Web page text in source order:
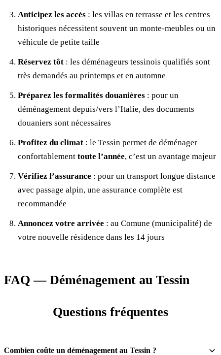
Anticipez les accès : les villas en terrasse et les centres
historiques nécessitent souvent un monte-meubles ou un
véhicule de petite taille
Réservez tôt : les déménageurs tessinois qualifiés sont
très demandés au printemps et en automne
Préparez les formalités douanières : pour un
déménagement depuis/vers l’Italie, des documents
douaniers sont nécessaires
Profitez du climat : le Tessin permet de déménager
confortablement toute l’année, c’est un avantage majeur
Vérifiez l’assurance : pour un transport longue distance
avec passage alpin, une assurance complète est
recommandée
Annoncez votre arrivée : au Comune (municipalité) de
votre nouvelle résidence dans les 14 jours
FAQ — Déménagement au Tessin
Questions fréquentes
Combien coûte un déménagement au Tessin ?